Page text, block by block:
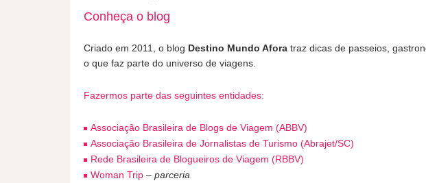
Conheça o blog
Criado em 2011, o blog Destino Mundo Afora traz dicas de passeios,
o que faz parte do universo de viagens.
Fazermos parte das seguintes entidades:
Associação Brasileira de Blogs de Viagem (ABBV)
Associação Brasileira de Jornalistas de Turismo (Abrajet/SC)
Rede Brasileira de Blogueiros de Viagem (RBBV)
Woman Trip – parceria